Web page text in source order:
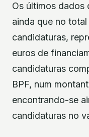
Os últimos dados
ainda que no
candidaturas,
euros de
candidaturas
BPF, num
encontrando-se
candidaturas no